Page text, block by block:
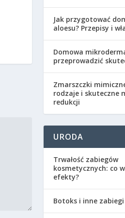
Jak przygotować
aloesu? Przepisy i
Domowa
przeprowadzić
Zmarszczki
rodzaje i skuteczne
redukcji
URODA
Trwałość zabiegów
kosmetycznych: co
efekty?
Botoks i inne